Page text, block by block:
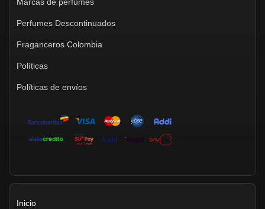
Perfumes Descontinuados
Fraganceros Colombia
Políticas
Políticas de envíos
Inicio